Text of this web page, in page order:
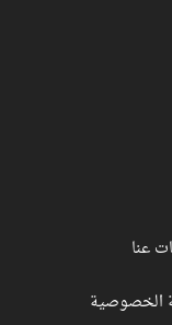
عنا
الخصوصية